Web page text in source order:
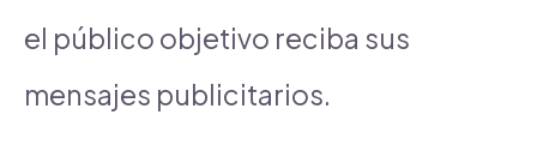
el público objetivo reciba sus
mensajes publicitarios.